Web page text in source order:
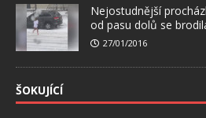
Nejostudnější
od pasu dolů se
27/01/2016
ŠOKUJÍCÍ